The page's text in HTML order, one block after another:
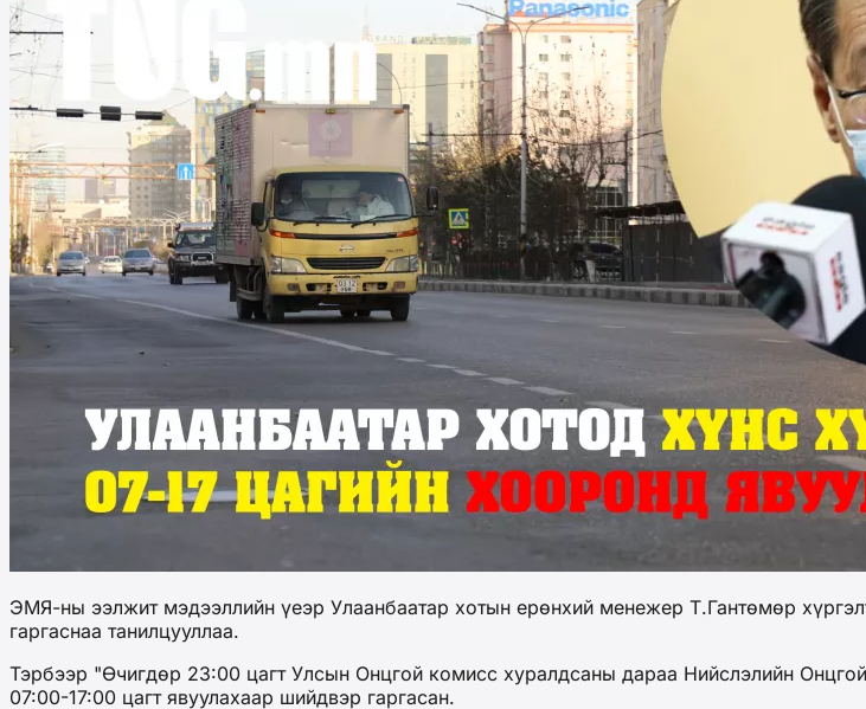
ЭМЯ-ны ээлжит мэдээллийн үеэр Улаанбаатар хотын ерөнхий менежер Т.Гантөмөр
гаргаснаа танилцууллаа.
Тэрбээр "Өчигдөр 23:00 цагт Улсын Онцгой комисс хуралдсаны дараа Нийслэлийн
07:00-17:00 цагт явуулахаар шийдвэр гаргасан.